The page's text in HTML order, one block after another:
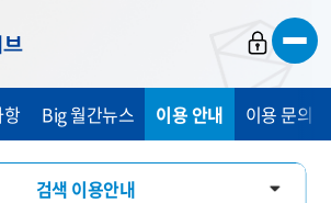
Big 월간뉴스 이용 안내 이용 문의
검색 이용안내